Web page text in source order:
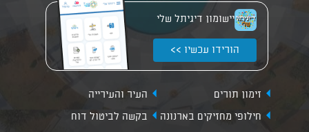
יישומון דיגיתל שלי
הורידו עכשיו >>
זימון תורים
העיר והעירייה
חילופי מחזיקים בארנונה
בקשה לביטול דוח